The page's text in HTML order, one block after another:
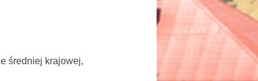
średniej krajowej,